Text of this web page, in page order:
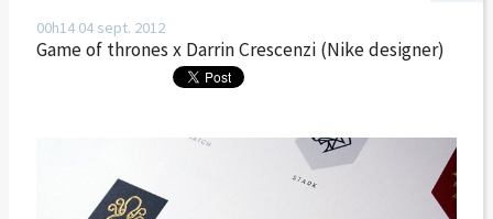
00h14 04 sept. 2012
Game of thrones x Darrin Crescenzi (Nike designer)